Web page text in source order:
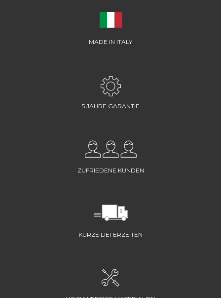
MADE IN ITALY
5 JAHRE GARANTIE
ZUFRIEDENE KUNDEN
KURZE LIEFERZEITEN